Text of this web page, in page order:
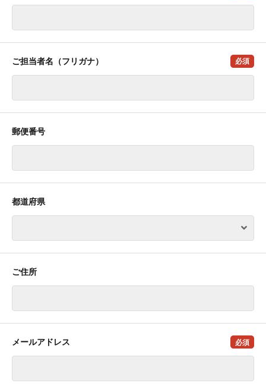
ご担当者名（フリガナ） 必須
郵便番号
都道府県
ご住所
メールアドレス 必須